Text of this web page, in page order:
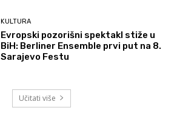
KULTURA
Evropski pozorišni spektakl stiže u
BiH: Berliner Ensemble prvi put na 8.
Sarajevo Festu
Učitati više